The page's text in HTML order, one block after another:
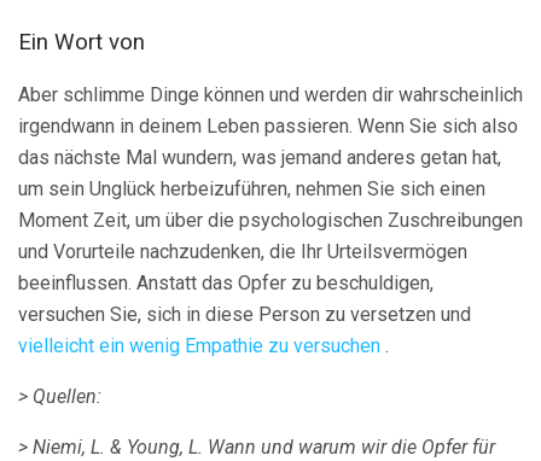
Ein Wort von
Aber schlimme Dinge können und werden dir wahrscheinlich
irgendwann in deinem Leben passieren. Wenn Sie sich also
das nächste Mal wundern, was jemand anderes getan hat,
um sein Unglück herbeizuführen, nehmen Sie sich einen
Moment Zeit, um über die psychologischen Zuschreibungen
und Vorurteile nachzudenken, die Ihr Urteilsvermögen
beeinflussen. Anstatt das Opfer zu beschuldigen,
versuchen Sie, sich in diese Person zu versetzen und
vielleicht ein wenig Empathie zu versuchen .
> Quellen:
> Niemi, L. & Young, L. Wann und warum wir die Opfer für